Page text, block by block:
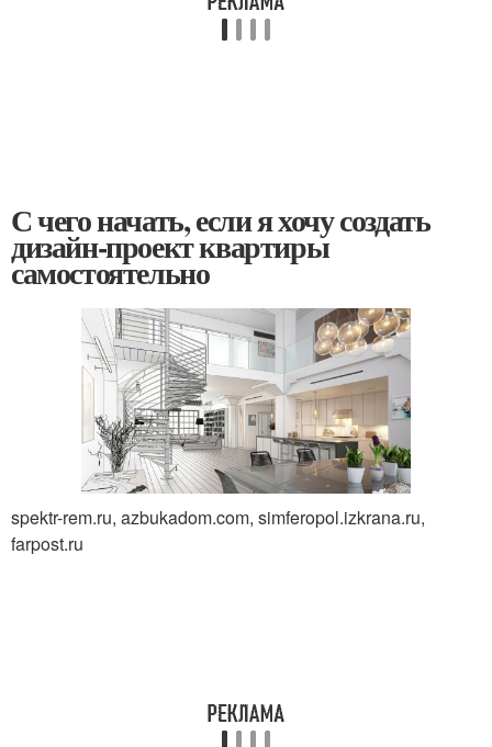
С чего начать, если я хочу создать
дизайн-проект квартиры
самостоятельно
spektr-rem.ru, azbukadom.com, simferopol.izkrana.ru,
farpost.ru